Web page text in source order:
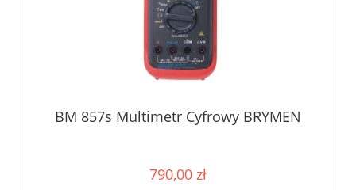
BM 857s Multimetr Cyfrowy BRYMEN
790,00 zł